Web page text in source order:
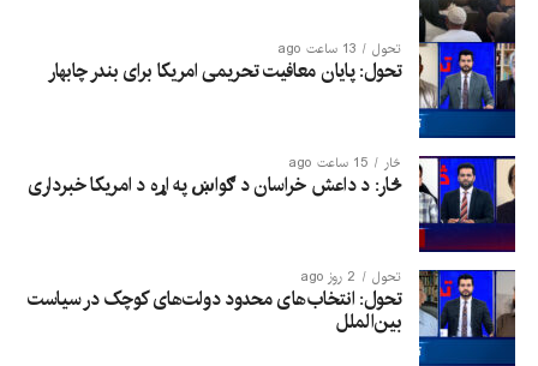
تحول 13 ساعت ago
تحول: پایان معافیت تحریمی امریکا برای بندر چابهار
څار 15 ساعت ago
څار: د داعش خراسان د ګواښ په اړه د امریکا خبرداری
تحول 2 روز ago
تحول: انتخاب‌های محدود دولت‌های کوچک در سیاست
بین‌الملل